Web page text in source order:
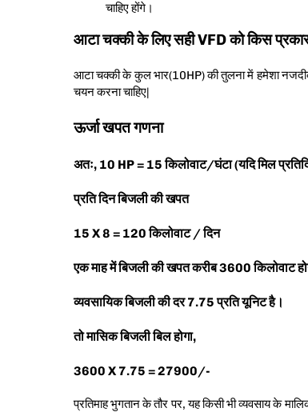
चाहिए होंगे।
आटा चक्की के लिए सही VFD को किस
आटा चक्की के कुल भार(10HP) की तुलना में हमेशा
चयन करना चाहिए|
ऊर्जा खपत गणना
अतः, 10 HP = 15 किलोवाट/घंटा (यदि मिल
प्रति दिन बिजली की खपत
15 X 8 = 120 किलोवाट / दिन
एक माह में बिजली की खपत करीब 3600 किलोवाट
व्यवसायिक बिजली की दर 7.75 प्रति यूनिट है।
तो मासिक बिजली बिल होगा,
3600 X 7.75 = 27900/-
प्रतिमाह भुगतान के तौर पर, यह किसी भी व्यवसाय के